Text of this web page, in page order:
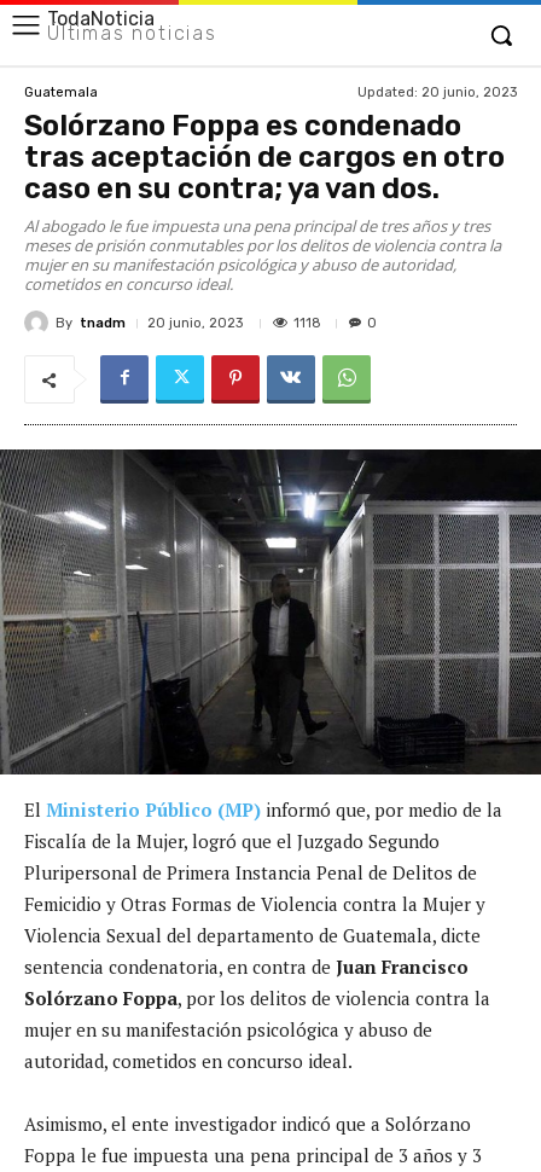
TodaNoticia
Últimas noticias
Guatemala Updated: 20 junio, 2023
Solórzano Foppa es condenado
tras aceptación de cargos en otro
caso en su contra; ya van dos.
Al abogado le fue impuesta una pena principal de tres años y tres
meses de prisión conmutables por los delitos de violencia contra la
mujer en su manifestación psicológica y abuso de autoridad,
cometidos en concurso ideal.
By tnadm 20 junio, 2023 1118 0
El Ministerio Público (MP) informó que, por medio de la
Fiscalía de la Mujer, logró que el Juzgado Segundo
Pluripersonal de Primera Instancia Penal de Delitos de
Femicidio y Otras Formas de Violencia contra la Mujer y
Violencia Sexual del departamento de Guatemala, dicte
sentencia condenatoria, en contra de Juan Francisco
Solórzano Foppa, por los delitos de violencia contra la
mujer en su manifestación psicológica y abuso de
autoridad, cometidos en concurso ideal.
Asimismo, el ente investigador indicó que a Solórzano
Foppa le fue impuesta una pena principal de 3 años y 3